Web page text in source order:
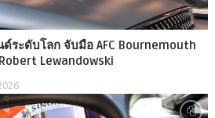
ด์ระดับโลก จับมือ AFC Bournemouth
Lewandowski